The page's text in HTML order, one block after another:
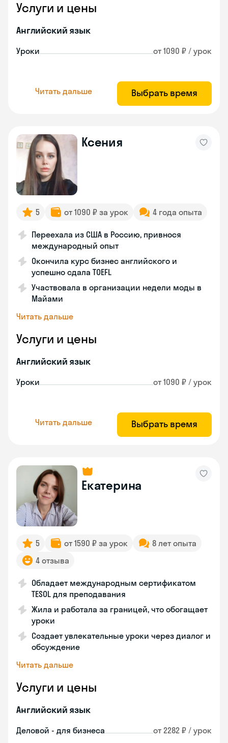
Услуги и цены
Английский язык
Уроки от 1090 ₽ / урок
Читать дальше Выбрать время
Ксения
5 от 1090 ₽ за урок 4 года опыта
Переехала из США в Россию, привнося
международный опыт
Окончила курс бизнес английского и
успешно сдала TOEFL
Участвовала в организации недели моды в
Майами
Читать дальше
Услуги и цены
Английский язык
Уроки от 1090 ₽ / урок
Читать дальше Выбрать время
Екатерина
5 от 1590 ₽ за урок
8 лет опыта
4 отзыва
Обладает международным сертификатом
TESOL для преподавания
Жила и работала за границей, что обогащает
уроки
Создает увлекательные уроки через диалог и
обсуждение
Читать дальше
Услуги и цены
Английский язык
Деловой - для бизнеса от 2282 ₽ / урок